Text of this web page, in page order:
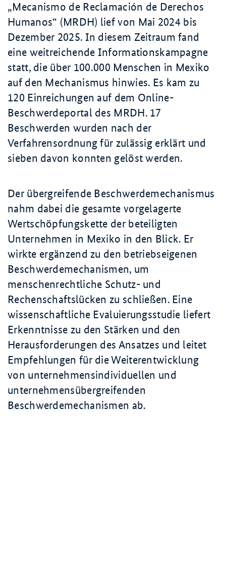
„Mecanismo de Reclamación de Derechos
Humanos“ (MRDH) lief von Mai 2024 bis
Dezember 2025. In diesem Zeitraum fand
eine weitreichende Informationskampagne
statt, die über 100.000 Menschen in Mexiko
auf den Mechanismus hinwies. Es kam zu
120 Einreichungen auf dem Online-
Beschwerdeportal des MRDH. 17
Beschwerden wurden nach der
Verfahrensordnung für zulässig erklärt und
sieben davon konnten gelöst werden.
Der übergreifende Beschwerdemechanismus
nahm dabei die gesamte vorgelagerte
Wertschöpfungskette der beteiligten
Unternehmen in Mexiko in den Blick. Er
wirkte ergänzend zu den betriebseigenen
Beschwerdemechanismen, um
menschenrechtliche Schutz- und
Rechenschaftslücken zu schließen. Eine
wissenschaftliche Evaluierungsstudie liefert
Erkenntnisse zu den Stärken und den
Herausforderungen des Ansatzes und leitet
Empfehlungen für die Weiterentwicklung
von unternehmensindividuellen und
unternehmensübergreifenden
Beschwerdemechanismen ab.